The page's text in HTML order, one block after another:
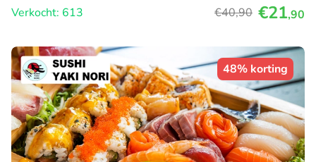
Verkocht: 613
€40,90 €21,90
48% korting